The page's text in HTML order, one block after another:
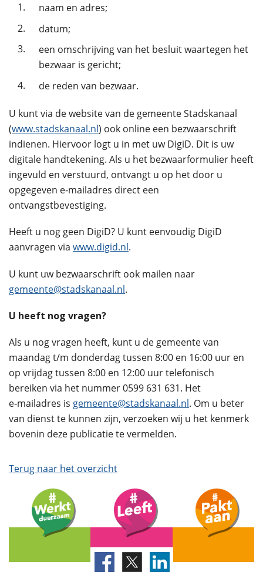
1.
naam en adres;
2.
datum;
3.
een omschrijving van het besluit waartegen het
bezwaar is gericht;
4.
de reden van bezwaar.
U kunt via de website van de gemeente Stadskanaal
(www.stadskanaal.nl) ook online een bezwaarschrift
indienen. Hiervoor logt u in met uw DigiD. Dit is uw
digitale handtekening. Als u het bezwaarformulier heeft
ingevuld en verstuurd, ontvangt u op het door u
opgegeven e‑mailadres direct een
ontvangstbevestiging.
Heeft u nog geen DigiD? U kunt eenvoudig DigiD
aanvragen via www.digid.nl.
U kunt uw bezwaarschrift ook mailen naar
gemeente@stadskanaal.nl.
U heeft nog vragen?
Als u nog vragen heeft, kunt u de gemeente van
maandag t/m donderdag tussen 8:00 en 16:00 uur en
op vrijdag tussen 8:00 en 12:00 uur telefonisch
bereiken via het nummer 0599 631 631. Het
e‑mailadres is gemeente@stadskanaal.nl. Om u beter
van dienst te kunnen zijn, verzoeken wij u het kenmerk
bovenin deze publicatie te vermelden.
Terug naar het overzicht